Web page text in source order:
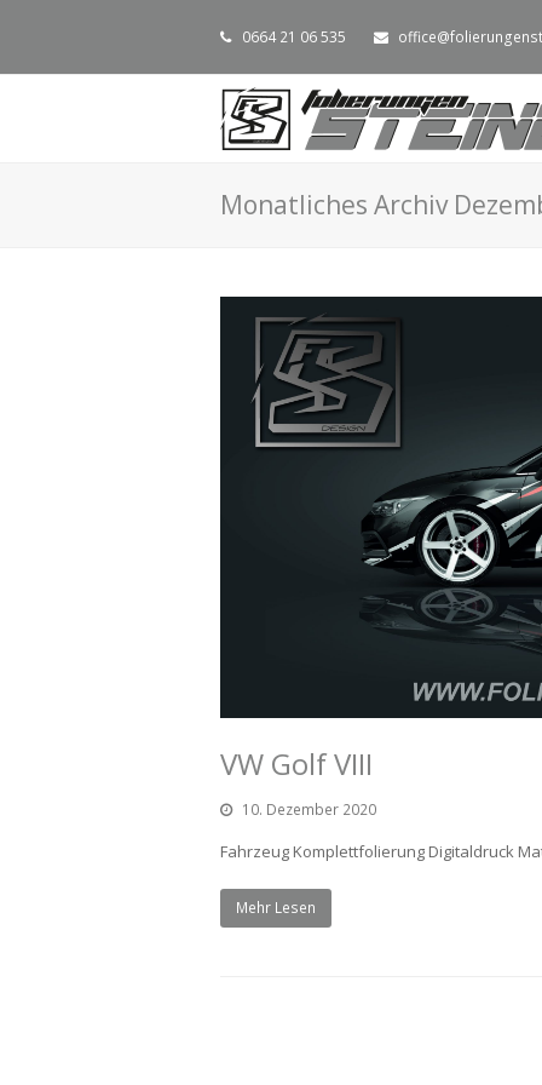
0664 21 06 535
Monatliches Archiv
VW Golf VIII
10. Dezember 2020
Fahrzeug Komplettfolierung Digitaldruck
Mehr Lesen